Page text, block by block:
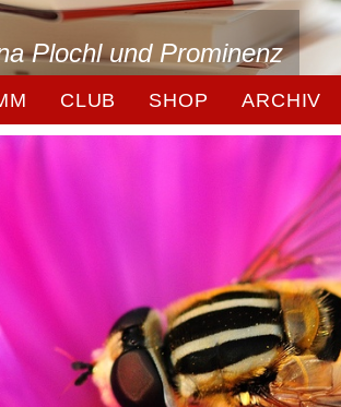
Plochl und Prominenz
CLUB SHOP ARCHIV